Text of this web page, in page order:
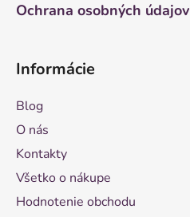
Ochrana osobných údajov
Informácie
Blog
O nás
Kontakty
Všetko o nákupe
Hodnotenie obchodu